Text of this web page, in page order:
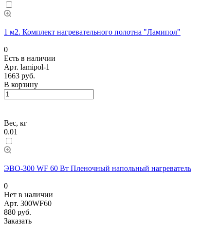
1 м2. Комплект нагревательного полотна "Ламипол"
0
Есть в наличии
Арт. lamipol-1
1663 руб.
В корзину
Вес, кг
0.01
ЭВО-300 WF 60 Вт Пленочный напольный нагреватель
0
Нет в наличии
Арт. 300WF60
880 руб.
Заказать